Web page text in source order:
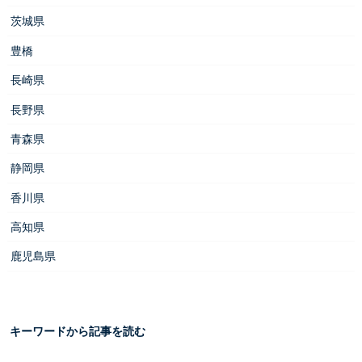
茨城県
豊橋
長崎県
長野県
青森県
静岡県
香川県
高知県
鹿児島県
キーワードから記事を読む